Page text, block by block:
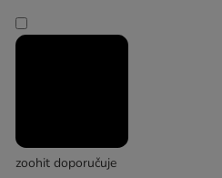
zoohit doporučuje